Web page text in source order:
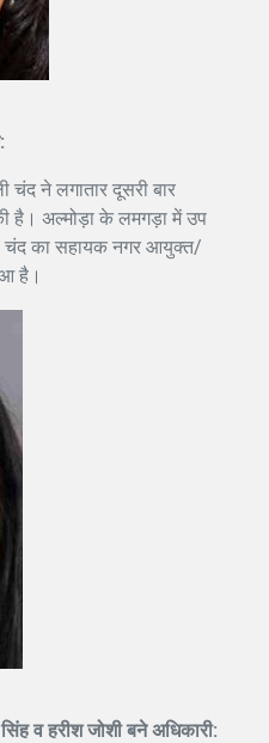
ने लगातार दूसरी बार
है। अल्मोड़ा के लमगड़ा में उप
चंद का सहायक नगर आयुक्त/
है।
व हरीश जोशी बने अधिकारी: